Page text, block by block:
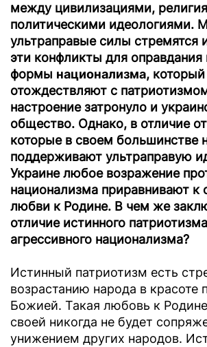
между цивилизациями,
политическими идеологиями.
ультраправые силы стремятся
эти конфликты для оправдания
формы национализма,
отождествляют с
настроение затронуло и
общество. Однако, в отличие
которые в своем большинстве
поддерживают ультраправую
Украине любое возражение
национализма приравнивают к
любви к Родине. В чем же
отличие истинного
агрессивного национализма?
Истинный патриотизм есть
возрастанию народа в красоте
Божией. Такая любовь к
своей никогда не будет
унижением других народов.